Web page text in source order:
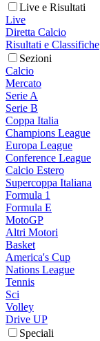
Live e Risultati
Live
Diretta Calcio
Risultati e Classifiche
Sezioni
Calcio
Mercato
Serie A
Serie B
Coppa Italia
Champions League
Europa League
Conference League
Calcio Estero
Supercoppa Italiana
Formula 1
Formula E
MotoGP
Altri Motori
Basket
America's Cup
Nations League
Tennis
Sci
Volley
Drive UP
Speciali